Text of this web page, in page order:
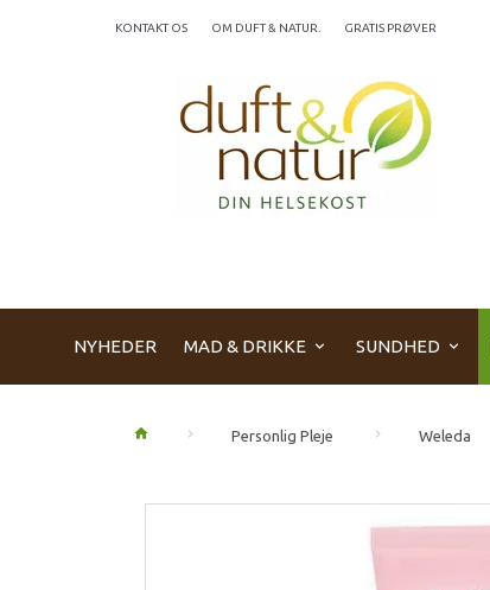
KONTAKT OS OM DUFT & NATUR. GRATIS PRØVER
NYHEDER MAD & DRIKKE SUNDHED
Personlig Pleje Weleda